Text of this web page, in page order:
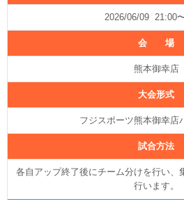
2026/06/09 21:00
会 場
熊本御幸店
大会形式
フジスポーツ熊本御幸店
試合方法
各自アップ終了後にチーム分けを行い、
行います。